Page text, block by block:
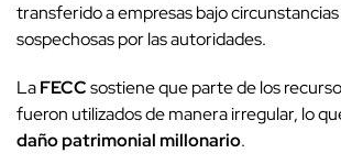
transferido a empresas bajo
sospechosas por las autoridades.
LaFECCsostiene que parte de los
fueron utilizados de manera irregular, lo
daño patrimonial millonario.